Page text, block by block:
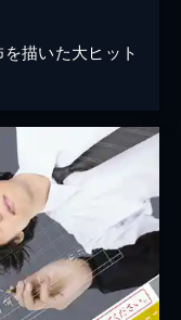
描いた大ヒット